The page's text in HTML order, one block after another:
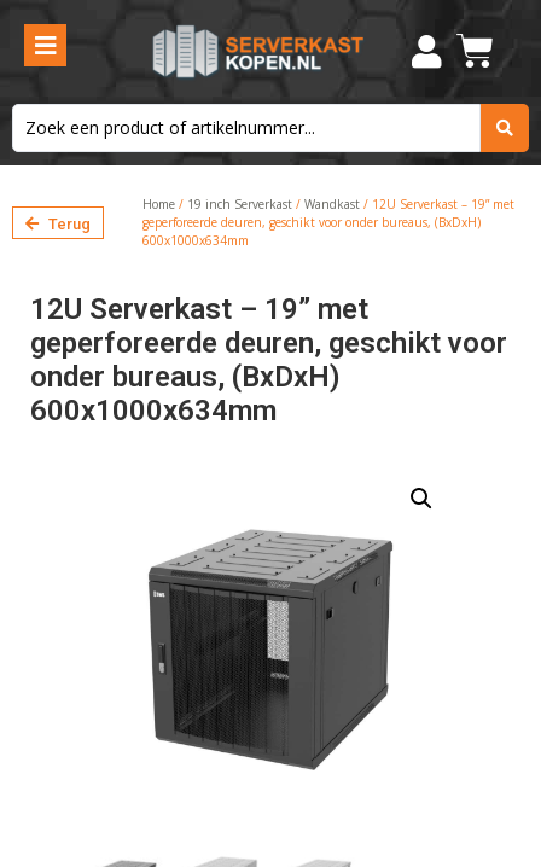
Terug
Home / 19 inch Serverkast /Wandkast / 12U Serverkast – 19” met
geperforeerde deuren, geschikt voor onder bureaus, (BxDxH)
600x1000x634mm
12U Serverkast – 19” met
geperforeerde deuren, geschikt voor
onder bureaus, (BxDxH)
600x1000x634mm